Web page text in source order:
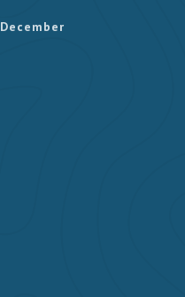
December